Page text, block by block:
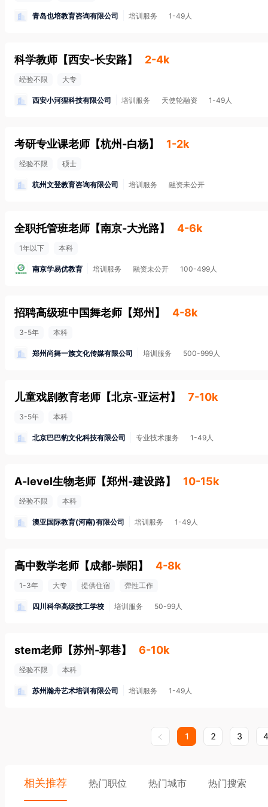
青岛也培教育咨询有限公司 培训服务 1-49人
科学教师 【西安-长安路】 2-4k
经验不限 大专
西安小河狸科技有限公司 培训服务 天使轮融资 1-49人
考研专业课老师 【杭州-白杨】 1-2k
经验不限 硕士
杭州文登教育咨询有限公司 培训服务 融资未公开
全职托管班老师 【南京-大光路】 4-6k
1年以下 本科
南京学易优教育 培训服务 融资未公开 100-499人
招聘高级班中国舞老师 【郑州 】 4-8k
3-5年 本科
郑州尚舞一族文化传媒有限公司 培训服务 500-999人
儿童戏剧教育老师 【北京-亚运村】 7-10k
3-5年 本科
北京巴巴豹文化科技有限公司 专业技术服务 1-49人
A-level生物老师 【郑州-建设路】 10-15k
经验不限 本科
澳亚国际教育(河南)有限公司 培训服务 1-49人
高中数学老师 【成都-崇阳 】 4-8k
1-3年 大专 提供住宿 弹性工作
四川科华高级技工学校 培训服务 50-99人
stem老师 【苏州-郭巷】 6-10k
经验不限 本科
苏州瀚舟艺术培训有限公司 培训服务 1-49人
1 2 3 4
相关推荐 热门职位 热门城市 热门搜索